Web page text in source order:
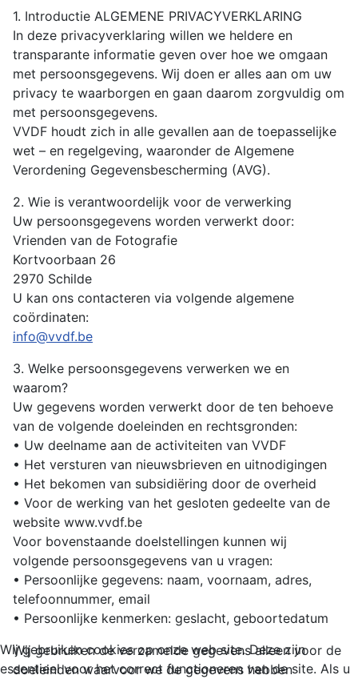
1. Introductie ALGEMENE PRIVACYVERKLARING
In deze privacyverklaring willen we heldere en
transparante informatie geven over hoe we omgaan
met persoonsgegevens. Wij doen er alles aan om uw
privacy te waarborgen en gaan daarom zorgvuldig om
met persoonsgegevens.
VVDF houdt zich in alle gevallen aan de toepasselijke
wet – en regelgeving, waaronder de Algemene
Verordening Gegevensbescherming (AVG).
2. Wie is verantwoordelijk voor de verwerking
Uw persoonsgegevens worden verwerkt door:
Vrienden van de Fotografie
Kortvoorbaan 26
2970 Schilde
U kan ons contacteren via volgende algemene
coördinaten:
info@vvdf.be
3. Welke persoonsgegevens verwerken we en
waarom?
Uw gegevens worden verwerkt door de ten behoeve
van de volgende doeleinden en rechtsgronden:
• Uw deelname aan de activiteiten van VVDF
• Het versturen van nieuwsbrieven en uitnodigingen
• Het bekomen van subsidiëring door de overheid
• Voor de werking van het gesloten gedeelte van de
website www.vvdf.be
Voor bovenstaande doelstellingen kunnen wij
volgende persoonsgegevens van u vragen:
• Persoonlijke gegevens: naam, voornaam, adres,
telefoonnummer, email
• Persoonlijke kenmerken: geslacht, geboortedatum
Wij gebruiken de verzamelde gegevens alleen voor de
doeleinden waarvoor we de gegevens hebben
Wij gebruiken cookies op onze web site. Deze zijn
essentieel voor het correct functioneren van de site. Als u